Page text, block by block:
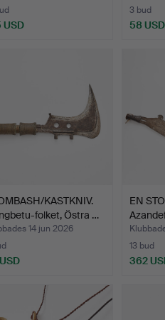
USD
3 bud
58 USD
KASTKNIV.
folket, Östra …
14 jun 2026
EN
Suda…
13 bud
362